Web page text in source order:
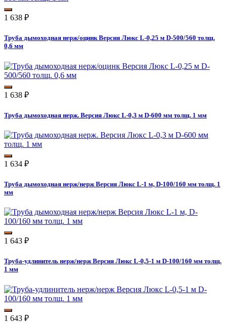
1 638 ₽
Труба дымоходная нерж/оцинк Версия Люкс L-0,25 м D-500/560 толщ.
0,6 мм
1 638 ₽
Труба дымоходная нерж. Версия Люкс L-0,3 м D-600 мм толщ. 1 мм
1 634 ₽
Труба дымоходная нерж/нерж Версия Люкс L-1 м, D-100/160 мм толщ. 1
мм
1 643 ₽
Труба-удлинитель нерж/нерж Версия Люкс L-0,5-1 м D-100/160 мм толщ.
1 мм
1 643 ₽